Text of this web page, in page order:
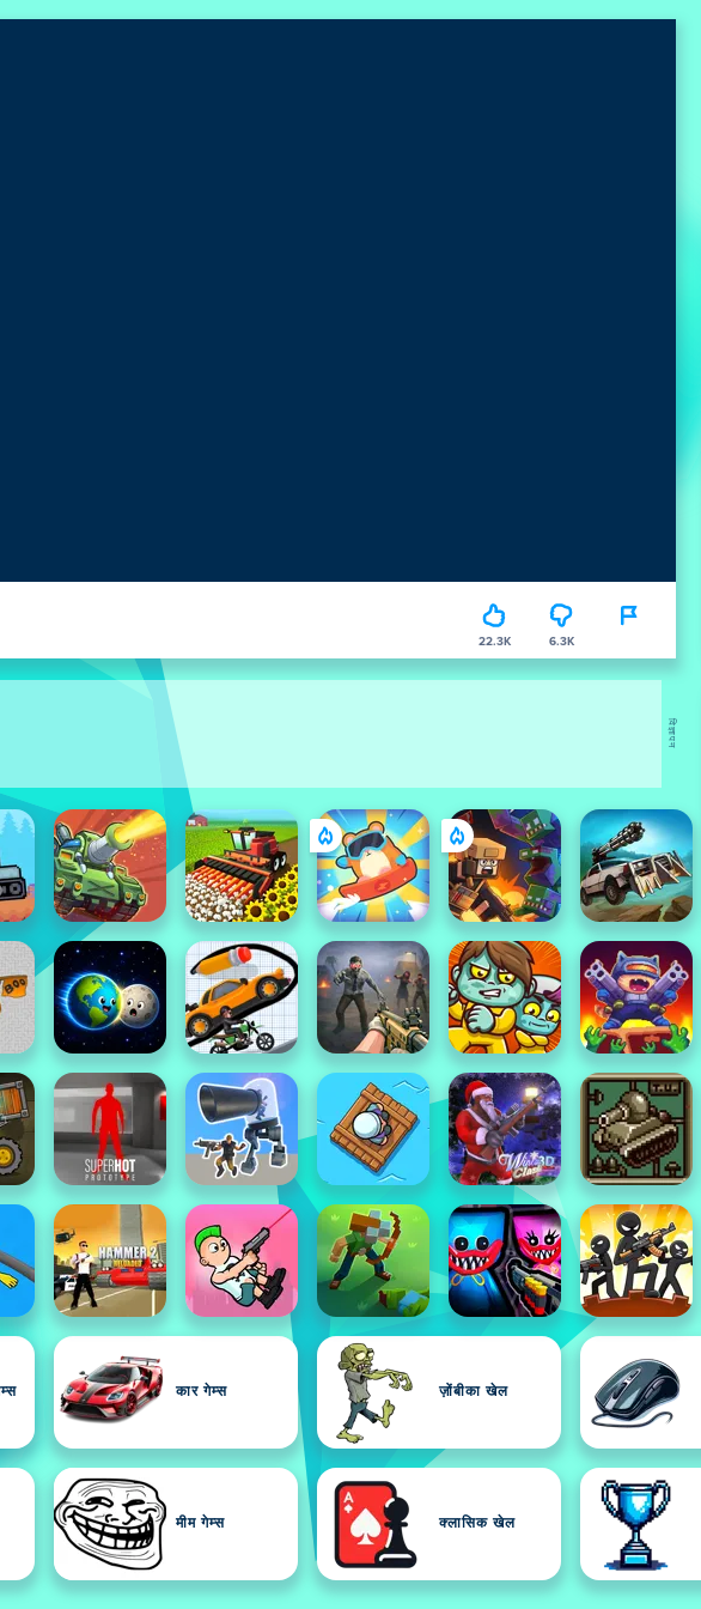
22.3K 6.3K
कार गेम्स ज़ोंबीका खेल
मीम गेम्स क्लासिक खेल
विज्ञापन